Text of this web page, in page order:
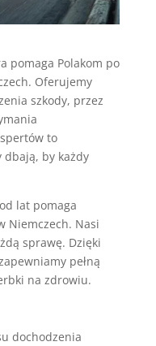
pomaga Polakom po
Oferujemy
szkody, przez
to
by każdy
od lat pomaga
Niemczech. Nasi
sprawę. Dzięki
pełną
na zdrowiu.
dochodzenia